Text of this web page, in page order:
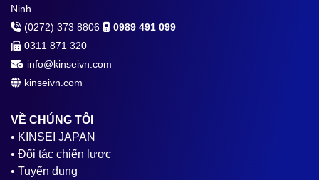
Ninh
(0272) 373 8806
0989 491 099
0311 871 320
info@kinseivn.com
kinseivn.com
VỀ CHÚNG TÔI
• KINSEI JAPAN
• Đối tác chiến lược
• Tuyển dụng